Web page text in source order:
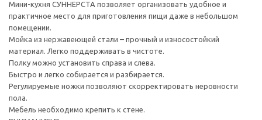
Мини-кухня СУННЕРСТА позволяет организовать удобное и
практичное место для приготовления пищи даже в небольшом
помещении.
Мойка из нержавеющей стали – прочный и износостойкий
материал. Легко поддерживать в чистоте.
Полку можно установить справа и слева.
Быстро и легко собирается и разбирается.
Регулируемые ножки позволяют скорректировать неровности
пола.
Мебель необходимо крепить к стене.